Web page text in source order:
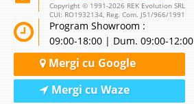
Copyright © 1991-2026 REK Evolution SRL
CUI: RO1932134, Reg. Com. J51/966/1991
Program Showroom :
09:00-18:00 | Dum. 09:00-12:00
Mergi cu Google
Mergi cu Waze